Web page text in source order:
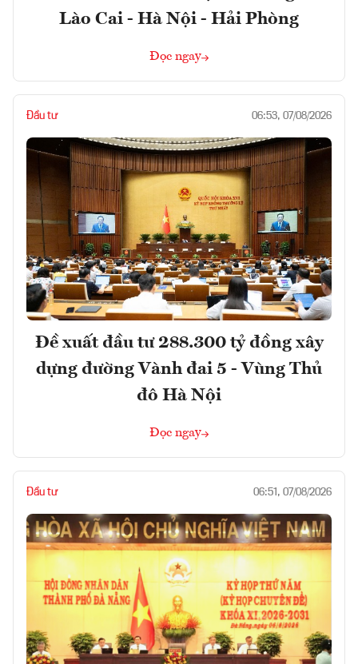
Lào Cai - Hà Nội - Hải Phòng
Đọc ngay
Đầu tư 06:53, 07/08/2026
Đề xuất đầu tư 288.300 tỷ đồng xây
dựng đường Vành đai 5 - Vùng Thủ
đô Hà Nội
Đọc ngay
Đầu tư 06:51, 07/08/2026